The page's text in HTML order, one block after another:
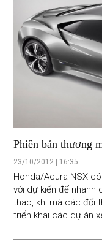
Phiên bản thương
năm tới
23/10/2012 | 16:35
Honda/Acura NSX
với dự kiến để nhanh
thao, khi mà các đối
triển khai các dự án